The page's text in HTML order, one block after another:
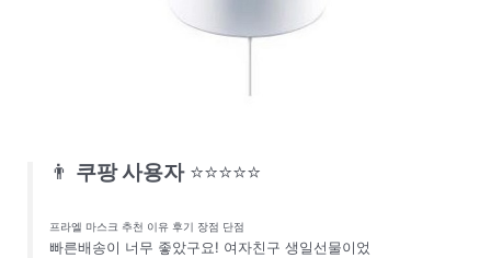
👨 쿠팡 사용자 ⭐⭐⭐⭐⭐
프라엘 마스크 추천 이유 후기 장점 단점
빠른배송이 너무 좋았구요! 여자친구 생일선물이었